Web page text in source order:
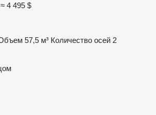
≈ 4 495 $
57,5 м³ Количество осей 2